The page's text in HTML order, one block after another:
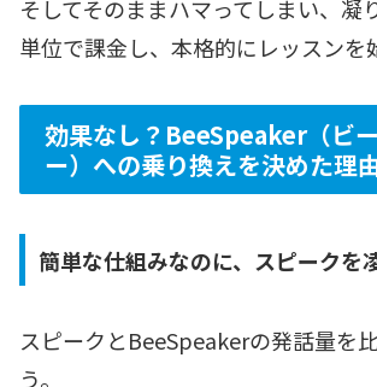
そしてそのままハマってしまい、凝
単位で課金し、本格的にレッスンを
効果なし？BeeSpeaker（ビ
ー）への乗り換えを決めた理
簡単な仕組みなのに、スピークを
スピークとBeeSpeakerの発話量を
う。